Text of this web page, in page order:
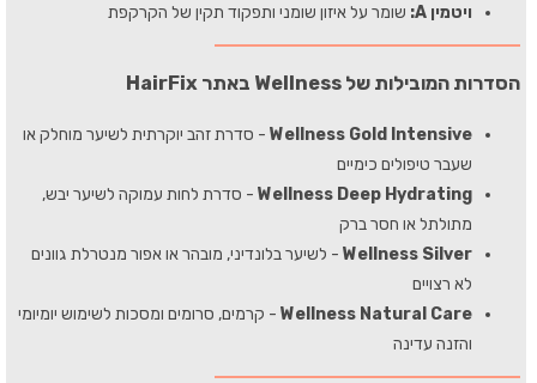
ויטמין A:
שומר על איזון שומני ותפקוד תקין של הקרקפת
הסדרות המובילות של Wellness באתר HairFix
Wellness Gold Intensive - סדרת זהב יוקרתית לשיער מוחלק או
שעבר טיפולים כימיים
Wellness Deep Hydrating - סדרת לחות עמוקה לשיער יבש,
מתולתל או חסר ברק
Wellness Silver - לשיער בלונדיני, מובהר או אפור מנטרלת גוונים
לא רצויים
Wellness Natural Care - קרמים, סרומים ומסכות לשימוש יומיומי
והזנה עדינה